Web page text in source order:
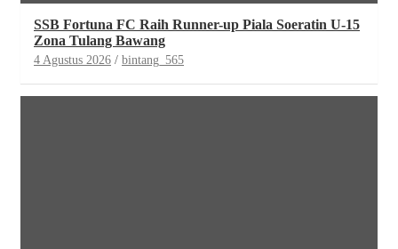
SSB Fortuna FC Raih Runner-up Piala Soeratin U-15
Zona Tulang Bawang
4 Agustus 2026 bintang_565